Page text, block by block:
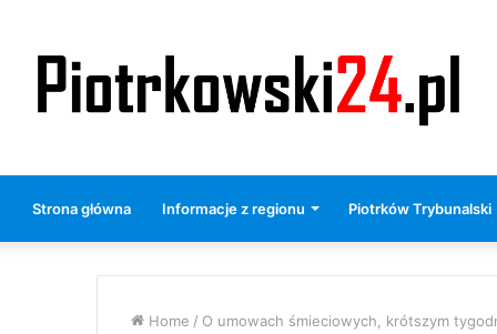
Strona główna Informacje z regionu Piotrków Trybunalski
Home / O umowach śmieciowych, krótszym